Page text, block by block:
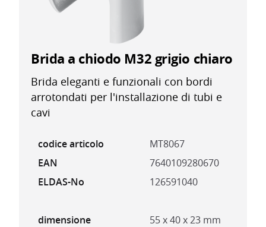
Brida a chiodo M32 grigio chiaro
Brida eleganti e funzionali con bordi
arrotondati per l'installazione di tubi e
cavi
codice articolo
MT8067
EAN
7640109280670
ELDAS-No
126591040
dimensione
55 x 40 x 23 mm